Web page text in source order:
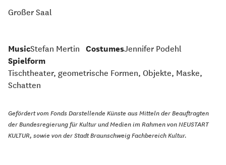
Großer Saal
MusicStefan Mertin CostumesJennifer Podehl
Spielform
Tischtheater, geometrische Formen, Objekte, Maske,
Schatten
Gefördert vom Fonds Darstellende Künste aus Mitteln der Beauftragten
der Bundesregierung für Kultur und Medien im Rahmen von NEUSTART
KULTUR, sowie von der Stadt Braunschweig Fachbereich Kultur.